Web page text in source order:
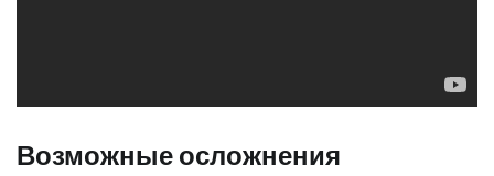
Возможные осложнения